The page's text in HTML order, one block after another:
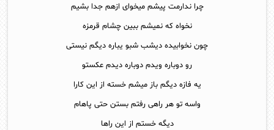
چرا ندارمت پیشم میخوای ازهم جدا بشیم
نخواه که نمیشم ببین چشام قرمزه
چون نخوابیده دیشب شبو یباره دیگم نیستی
رو دوباره ویدم دوباره دیدم عکستو
یه فازه دیگم باز میشم خسته از این کارا
واسه تو هر راهی رفتم بستن حتی پاهام
دیگه خستم از این راها